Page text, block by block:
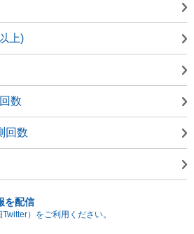
上)
数
回数
を配信
）をご利用ください。